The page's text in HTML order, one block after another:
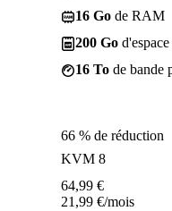
16 Go de RAM
200 Go
16 To de bande
66 % de réduction
KVM 8
64,99 €
21,99 €/mois